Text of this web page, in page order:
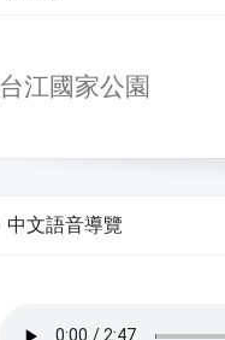
台江國家公園
中文語音導覽